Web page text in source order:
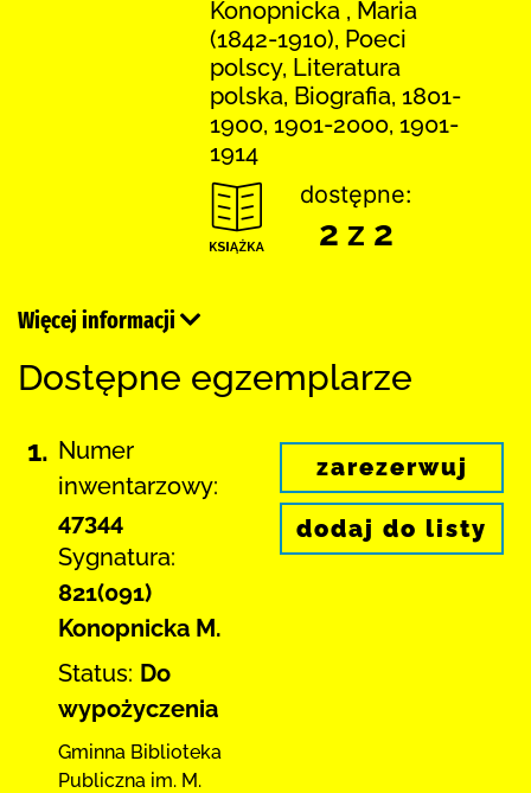
Konopnicka , Maria
(1842-1910), Poeci
polscy, Literatura
polska, Biografia, 1801-
1900, 1901-2000, 1901-
1914
dostępne:
2 z 2
Więcej informacji
Dostępne egzemplarze
1. Numer
inwentarzowy:
47344
Sygnatura:
821(091)
Konopnicka M.
Status: Do
wypożyczenia
Gminna Biblioteka
Publiczna im. M.
zarezerwuj
dodaj do listy